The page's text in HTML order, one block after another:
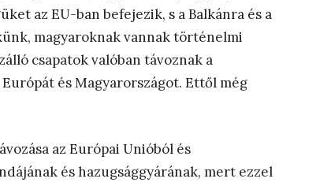
az EU-ban befejezik, s a Balkánra és a
magyaroknak vannak történelmi
csapatok valóban távoznak a
és Magyarországot. Ettől még
az Európai Unióból és
és hazugsággyárának, mert ezzel